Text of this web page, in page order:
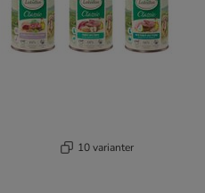
10 varianter